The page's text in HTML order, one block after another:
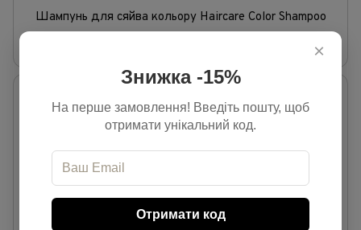
Шампунь для сяйва кольору Haircare Color Shampoo
×
Знижка -15%
На перше замовлення! Введіть пошту, щоб
отримати унікальний код.
Отримати код